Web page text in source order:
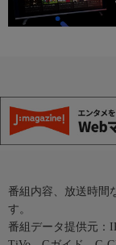
番組内容、放送時間
す。
番組データ提供元：